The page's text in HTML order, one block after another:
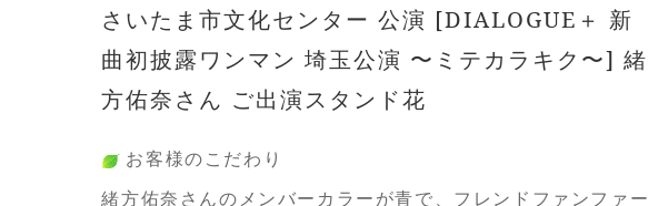
さいたま市文化センター 公演 [DIALOGUE＋ 新
曲初披露ワンマン 埼玉公演 〜ミテカラキク〜] 緒
方佑奈さん ご出演スタンド花
お客様のこだわり
緒方佑奈さんのメンバーカラーが青で、フレンドファンファー